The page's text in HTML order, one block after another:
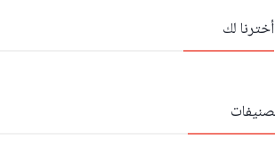
أخترنا لك